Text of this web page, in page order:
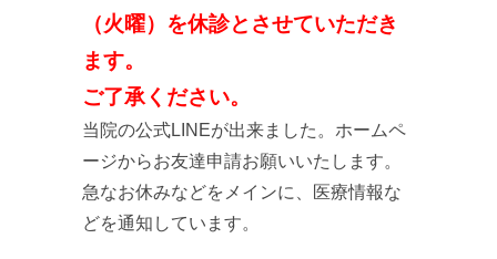
（火曜）を休診とさせていただき
ます。
ご了承ください。
当院の公式LINEが出来ました。ホームペ
ージからお友達申請お願いいたします。
急なお休みなどをメインに、医療情報な
どを通知しています。